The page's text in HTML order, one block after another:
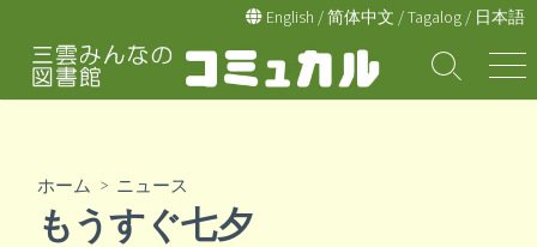
ン
English /简体中文 /Tagalog / 日本語
検
索
メ
ニ
ホーム > ニュース
もうすぐ七夕